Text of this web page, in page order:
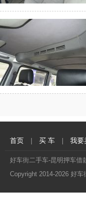
首页 | 买 车 | 我要
好车街二手车-昆明押车
Copyright 2014-2026 好